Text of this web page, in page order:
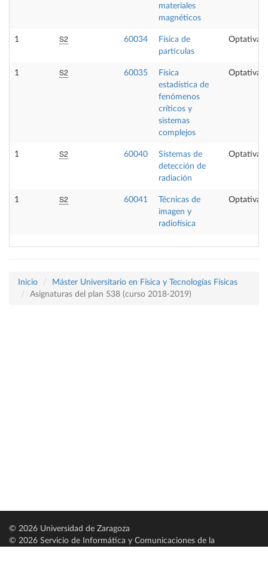
materiales
magnéticos
1 S2 60034
Física de
partículas
Optativa
1 S2 60035
Física
estadística de
fenómenos
críticos y
sistemas
complejos
Optativa
1 S2 60040
Sistemas de
detección de
radiación
Optativa
1 S2 60041
Técnicas de
imagen y
radiofísica
Optativa
Inicio
Máster Universitario en Física y Tecnologías Físicas
Asignaturas del plan 538 (curso 2018-2019)
© 2026 Universidad de Zaragoza
© 2026 Servicio de Informática y Comunicaciones de la